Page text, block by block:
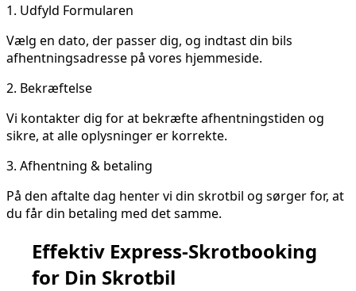
1. Udfyld Formularen
Vælg en dato, der passer dig, og indtast din bils
afhentningsadresse på vores hjemmeside.
2. Bekræftelse
Vi kontakter dig for at bekræfte afhentningstiden og
sikre, at alle oplysninger er korrekte.
3. Afhentning & betaling
På den aftalte dag henter vi din skrotbil og sørger for, at
du får din betaling med det samme.
Effektiv Express-Skrotbooking
for Din Skrotbil